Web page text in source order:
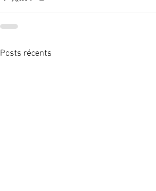
Posts récents